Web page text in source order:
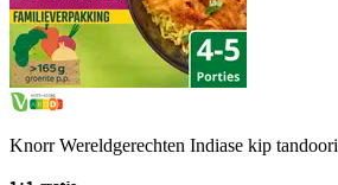
Knorr Wereldgerechten Indiase kip